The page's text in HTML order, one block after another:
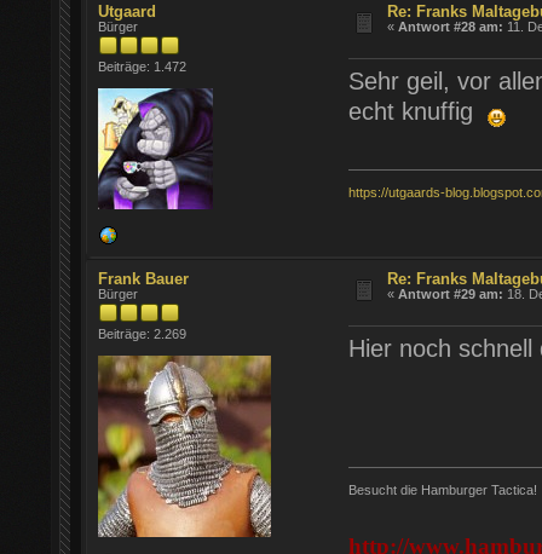
Utgaard
Bürger
Beiträge: 1.472
Re: Franks
«Antwort #28 am: 11.
Sehr geil, vor
echt knuffig
https://utgaards-
Frank Bauer
Bürger
Beiträge: 2.269
Re: Franks
«Antwort #29 am: 18.
Hier noch schnell
Besucht die Hamburger Tactica!
http://